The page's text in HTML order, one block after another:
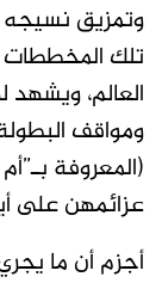
وتمزيق
تلك المخططات
العالم، ويشهد
ومواقف
(المعروفة
عزائمهن على
أجزم أن ما